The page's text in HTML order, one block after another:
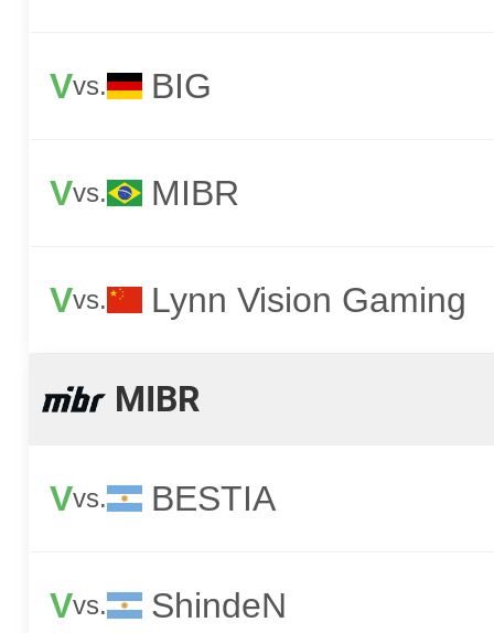
Vvs. BIG
Vvs. MIBR
Vvs. Lynn Vision Gaming
MIBR
Vvs. BESTIA
Vvs. ShindeN